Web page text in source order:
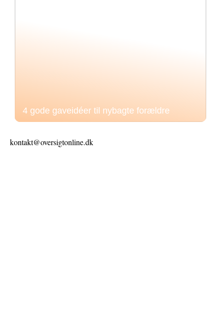
4 gode gaveidéer til nybagte forældre
kontakt@oversigtonline.dk